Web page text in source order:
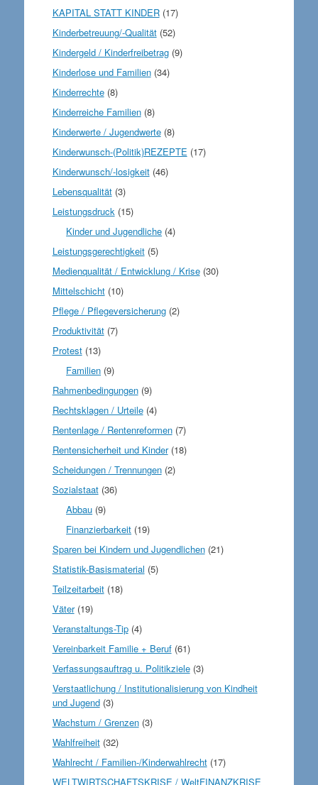
KAPITAL STATT KINDER(17)
Kinderbetreuung/-Qualität(52)
Kindergeld / Kinderfreibetrag(9)
Kinderlose und Familien(34)
Kinderrechte(8)
Kinderreiche Familien(8)
Kinderwerte / Jugendwerte(8)
Kinderwunsch-(Politik)REZEPTE (17)
Kinderwunsch/-losigkeit(46)
Lebensqualität(3)
Leistungsdruck(15)
Kinder und Jugendliche (4)
Leistungsgerechtigkeit(5)
Medienqualität / Entwicklung / Krise(30)
Mittelschicht(10)
Pflege / Pflegeversicherung(2)
Produktivität(7)
Protest(13)
Familien (9)
Rahmenbedingungen(9)
Rechtsklagen / Urteile(4)
Rentenlage / Rentenreformen(7)
Rentensicherheit und Kinder(18)
Scheidungen / Trennungen(2)
Sozialstaat(36)
Abbau (9)
Finanzierbarkeit (19)
Sparen bei Kindern und Jugendlichen(21)
Statistik-Basismaterial (5)
Teilzeitarbeit(18)
Väter(19)
Veranstaltungs-Tip(4)
Vereinbarkeit Familie + Beruf(61)
Verfassungsauftrag u. Politikziele(3)
Verstaatlichung / Institutionalisierung von Kindheit
und Jugend(3)
Wachstum / Grenzen(3)
Wahlfreiheit(32)
Wahlrecht / Familien-/Kinderwahlrecht(17)
WELTWIRTSCHAFTSKRISE / WeltFINANZKRISE